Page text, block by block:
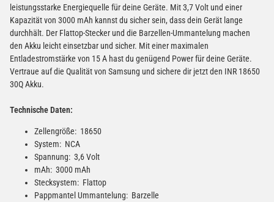
leistungsstarke Energiequelle für deine Geräte. Mit 3,7 Volt und einer
Kapazität von 3000 mAh kannst du sicher sein, dass dein Gerät lange
durchhält. Der Flattop-Stecker und die Barzellen-Ummantelung machen
den Akku leicht einsetzbar und sicher. Mit einer maximalen
Entladestromstärke von 15 A hast du genügend Power für deine Geräte.
Vertraue auf die Qualität von Samsung und sichere dir jetzt den INR 18650
30Q Akku.
Technische Daten:
Zellengröße: 18650
System: NCA
Spannung: 3,6 Volt
mAh: 3000 mAh
Stecksystem: Flattop
Pappmantel Ummantelung: Barzelle